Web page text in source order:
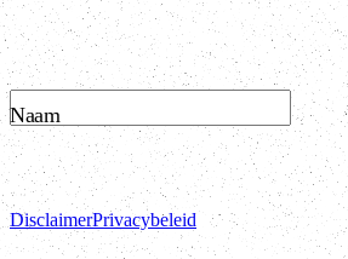
Naam
DisclaimerPrivacybeleid